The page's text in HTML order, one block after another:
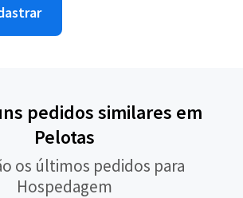
pedidos similares em
Pelotas
os últimos pedidos para
Hospedagem